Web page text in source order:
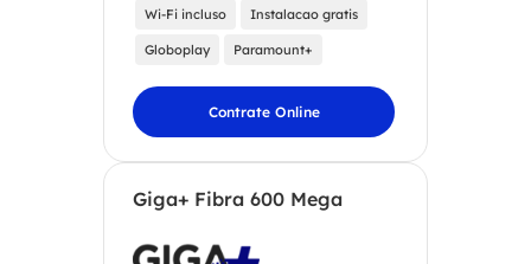
Wi-Fi incluso Instalacao gratis
Globoplay Paramount+
Contrate Online
Giga+ Fibra 600 Mega